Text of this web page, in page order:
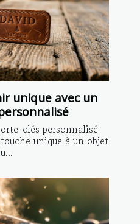
unique avec un
clés personnalisé
unique à un objet